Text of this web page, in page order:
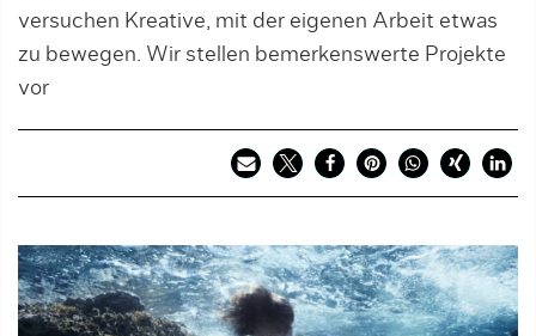
versuchen Kreative, mit der eigenen Arbeit etwas
zu bewegen. Wir stellen bemerkenswerte Projekte
vor